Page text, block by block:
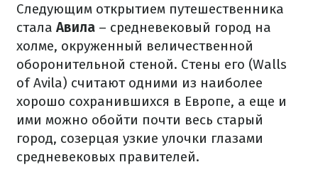
Следующим открытием путешественника
стала Авила – средневековый город на
холме, окруженный величественной
оборонительной стеной. Стены его (Walls
of Avila) считают одними из наиболее
хорошо сохранившихся в Европе, а еще и
ими можно обойти почти весь старый
город, созерцая узкие улочки глазами
средневековых правителей.